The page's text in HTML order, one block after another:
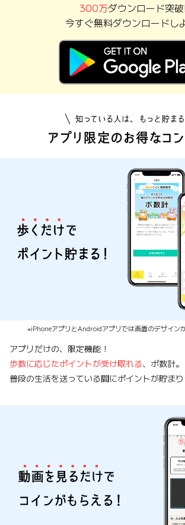
300万ダウンロード突破!
今すぐ無料ダウンロードし
※iPhoneアプリとAndroidアプリでは画面のデザイン
アプリだけの、限定機能！
歩数に応じたポイントが受け取れる、ポ数計。
普段の生活を送っている間にポイントが貯まり